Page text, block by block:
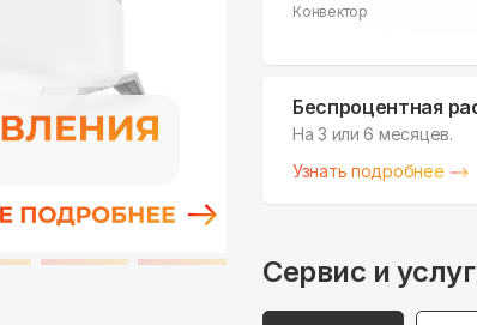
Конвектор
Беспроцентная
На 3 или 6 месяцев.
Узнать подробнее
Сервис и